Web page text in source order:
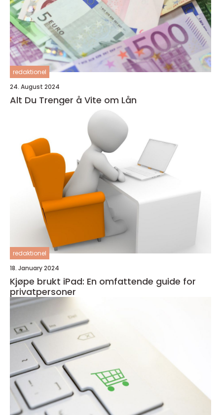
redaktionel
24. August 2024
Alt Du Trenger å Vite om Lån
redaktionel
18. January 2024
Kjøpe brukt iPad: En omfattende guide for
privatpersoner